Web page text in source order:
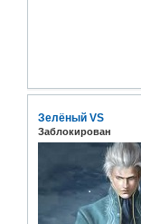
Зелёный VS
Заблокирован